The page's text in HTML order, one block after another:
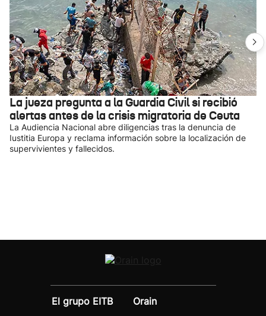
La jueza pregunta a la Guardia Civil si recibió
alertas antes de la crisis migratoria de Ceuta
La Audiencia Nacional abre diligencias tras la denuncia de
Iustitia Europa y reclama información sobre la localización de
supervivientes y fallecidos.
El grupo EITB
Orain